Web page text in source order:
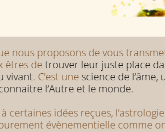
nous proposons de vous
êtres detrouver leur juste place
vivant. C’est une science de
l’Autre et le monde.
certaines idées reçues,
évènementielle comme